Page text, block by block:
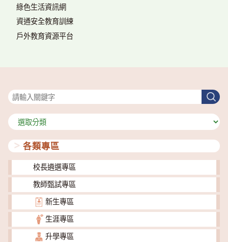
綠色生活資訊網
資通安全教育訓練
戶外教育資源平台
搜
尋
分
類
各類專區
校長遴選專區
教師甄試專區
新生專區
生涯專區
升學專區